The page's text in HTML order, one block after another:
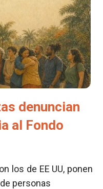
denuncian
al Fondo
los de EE UU, ponen
personas